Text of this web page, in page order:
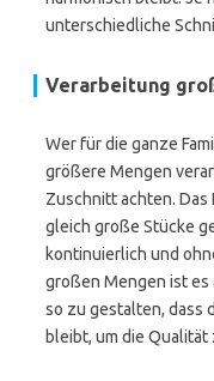
unterschiedliche
Verarbeitung
Wer für die ganze
größere Mengen
Zuschnitt achten.
gleich große Stücke
kontinuierlich und
großen Mengen ist
so zu gestalten, dass
bleibt, um die Qualität